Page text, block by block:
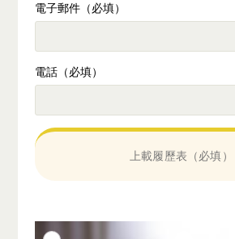
電子郵件（必填）
電話（必填）
上載履歷表（必填）